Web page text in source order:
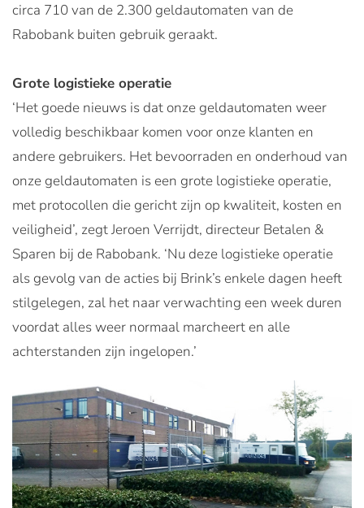
circa 710 van de 2.300 geldautomaten van de
Rabobank buiten gebruik geraakt.
Grote logistieke operatie
‘Het goede nieuws is dat onze geldautomaten weer
volledig beschikbaar komen voor onze klanten en
andere gebruikers. Het bevoorraden en onderhoud van
onze geldautomaten is een grote logistieke operatie,
met protocollen die gericht zijn op kwaliteit, kosten en
veiligheid’, zegt Jeroen Verrijdt, directeur Betalen &
Sparen bij de Rabobank. ‘Nu deze logistieke operatie
als gevolg van de acties bij Brink’s enkele dagen heeft
stilgelegen, zal het naar verwachting een week duren
voordat alles weer normaal marcheert en alle
achterstanden zijn ingelopen.’